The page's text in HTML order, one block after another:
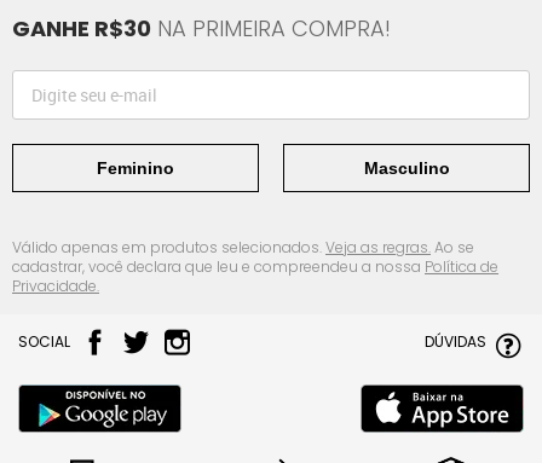
GANHE R$30 NA PRIMEIRA COMPRA!
Feminino Masculino
Válido apenas em produtos selecionados.Veja as regras.Ao se
cadastrar, você declara que leu e compreendeu a nossa Política de
Privacidade.
SOCIAL DÚVIDAS